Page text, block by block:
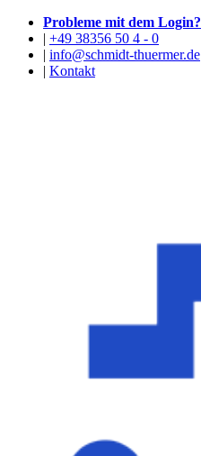
Probleme mit dem Login?
| +49 38356 50 4 - 0
| info@schmidt-thuermer.de
| Kontakt